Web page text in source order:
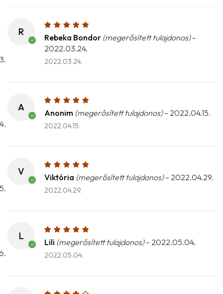
R
Rebeka Bondor (megerősített tulajdonos) –
2022.03.24.
2022.03.24.
A
Anonim (megerősített tulajdonos) – 2022.04.15.
2022.04.15.
V
Viktória (megerősített tulajdonos) – 2022.04.29.
2022.04.29.
L
Lili (megerősített tulajdonos) – 2022.05.04.
2022.05.04.